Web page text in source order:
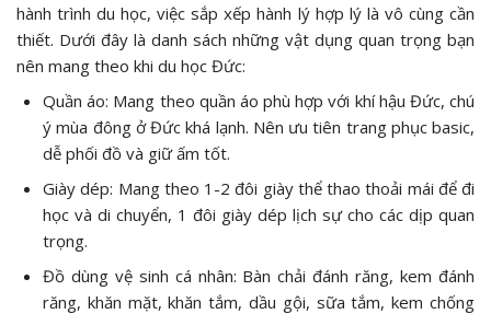
hành trình du học, việc sắp xếp hành lý hợp lý là vô cùng cần
thiết. Dưới đây là danh sách những vật dụng quan trọng bạn
nên mang theo khi du học Đức:
Quần áo: Mang theo quần áo phù hợp với khí hậu Đức, chú
ý mùa đông ở Đức khá lạnh. Nên ưu tiên trang phục basic,
dễ phối đồ và giữ ấm tốt.
Giày dép: Mang theo 1-2 đôi giày thể thao thoải mái để đi
học và di chuyển, 1 đôi giày dép lịch sự cho các dịp quan
trọng.
Đồ dùng vệ sinh cá nhân: Bàn chải đánh răng, kem đánh
răng, khăn mặt, khăn tắm, dầu gội, sữa tắm, kem chống